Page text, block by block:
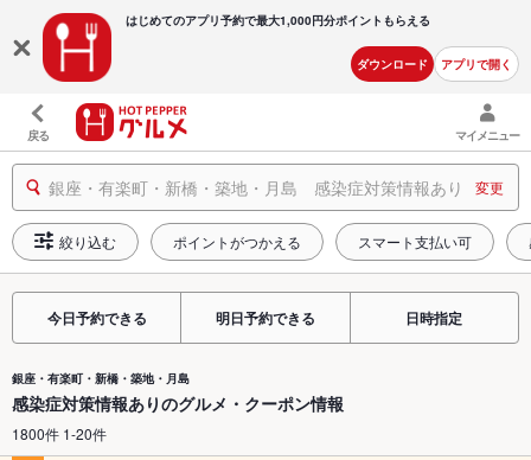
はじめてのアプリ予約で最大1,000円分ポイントもらえる
ダウンロード アプリで開く
戻る マイメニュー
銀座・有楽町・新橋・築地・月島 感染症対策情報あり 変更
絞り込む ポイントがつかえる スマート支払い可
今日予約できる 明日予約できる 日時指定
銀座・有楽町・新橋・築地・月島
感染症対策情報ありのグルメ・クーポン情報
1800件 1-20件